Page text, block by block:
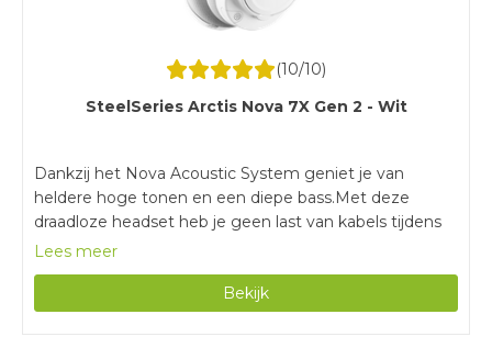
(10/10)
SteelSeries Arctis Nova 7X Gen 2 - Wit
Dankzij het Nova Acoustic System geniet je van
heldere hoge tonen en een diepe bass.Met deze
draadloze headset heb je geen last van kabels tijdens
het gamen.Door de batterijduur van 50 uur game je
van 324 gram is deze gaming headset zwaarder dan
vergelijkbare modellen.
Lees meer
Bekijk